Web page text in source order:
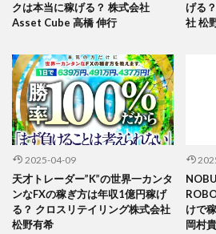
クは本当に稼げる？ 株式会社
Asset Cube 高橋 伸行
げる
社 松
2025-04-09
天才トレーダー”K”の世界一カンタ
ンなFXの稼ぎ方は年収1億円稼げ
る？ クロスリテイリング株式会社
松野有希
けで
岡村